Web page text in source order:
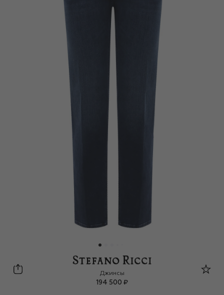
Stefano Ricci
Джинсы
194 500 ₽